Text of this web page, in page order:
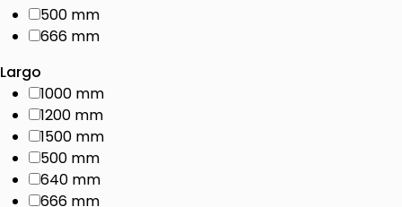
500 mm
666 mm
Largo
1000 mm
1200 mm
1500 mm
500 mm
640 mm
666 mm